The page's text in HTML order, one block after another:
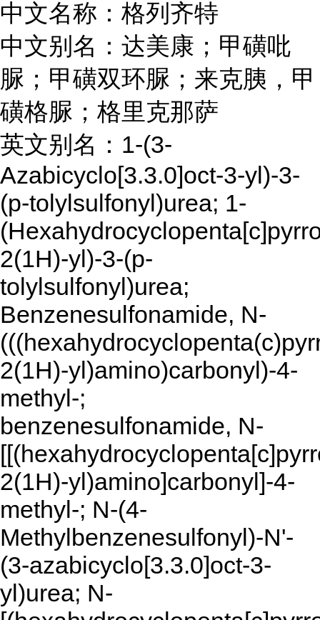
中文名称：格列齐特
中文别名：达美康；甲磺吡
脲；甲磺双环脲；来克胰，甲
磺格脲；格里克那萨
英文别名：1-(3-
Azabicyclo[3.3.0]oct-3-yl)-3-
(p-tolylsulfonyl)urea; 1-
2(1H)-yl)-3-(p-
tolylsulfonyl)urea;
Benzenesulfonamide, N-
2(1H)-yl)amino)carbonyl)-4-
methyl-;
benzenesulfonamide, N-
2(1H)-yl)amino]carbonyl]-4-
methyl-; N-(4-
Methylbenzenesulfonyl)-N'-
(3-azabicyclo[3.3.0]oct-3-
yl)urea; N-